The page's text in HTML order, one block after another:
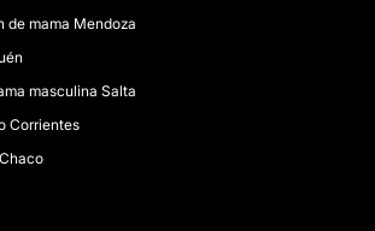
de mama Mendoza
masculina Salta
Corrientes